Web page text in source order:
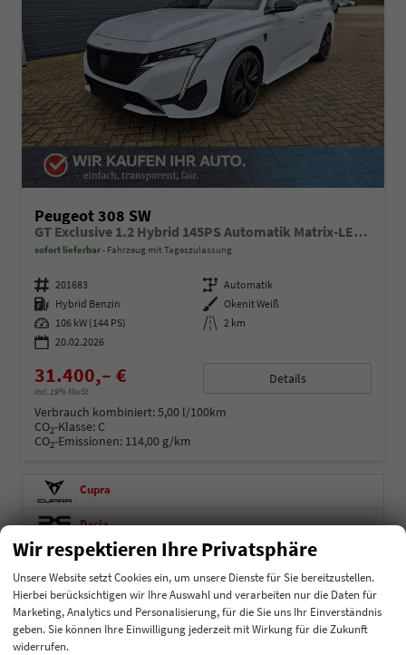
Peugeot 308 SW
GT Exclusive 1.2 Hybrid 145PS Automatik Matrix-LED elektr. PanoDach Heckklappe Sitzheizung Lenkradheizung Navi 10" HD-Touchscreen wireless Apple CarPlay + Android Auto FOCAL-System 2x Keyless ACC 4x Kamera PDC v+h 18"LM
sofort lieferbar Fahrzeug mit Tageszulassung
Fahrzeugnummer 201683 Getriebe Automatik
Kraftstoff Hybrid Benzin Außenfarbe Okenit Weiß
Leistung 106 kW (144 PS) Kilometerstand 2 km
20.02.2026
31.400,– €
incl. 19% MwSt.
Details
Verbrauch kombiniert:5,00 l/100km
CO2-Klasse: C
CO2-Emissionen: 114,00 g/km
Cupra
Dacia
Ford
Hyundai
Kia
Wir respektieren Ihre Privatsphäre
Unsere Website setzt Cookies ein, um unsere Dienste für Sie bereitzustellen.
Hierbei berücksichtigen wir Ihre Auswahl und verarbeiten nur die Daten für
Marketing, Analytics und Personalisierung, für die Sie uns Ihr Einverständnis
geben. Sie können Ihre Einwilligung jederzeit mit Wirkung für die Zukunft
widerrufen.